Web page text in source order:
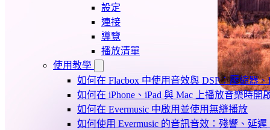
設定
連接
導覽
播放清單
使用教學
如何在 Flacbox 中使用音效與 DSP：壓縮器
如何在 iPhone、iPad 與 Mac 上播放音樂時開
如何在 Evermusic 中啟用並使用無縫播放
如何使用 Evermusic 的音訊音效：殘響、延